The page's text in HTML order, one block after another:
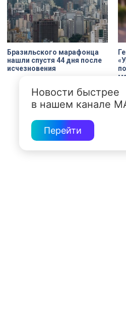
Бразильского марафонца
нашли спустя 44 дня после
исчезновения
Новости быстрее
в нашем канале
Перейти